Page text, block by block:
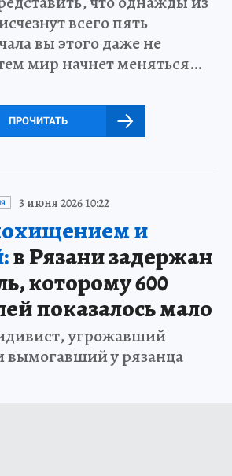
всего пять
вы этого даже не
мир начнет меняться…
ПРОЧИТАТЬ
3 июня 2026 10:22
и
в Рязани задержан
которому 600
показалось мало
угрожавший
у рязанца